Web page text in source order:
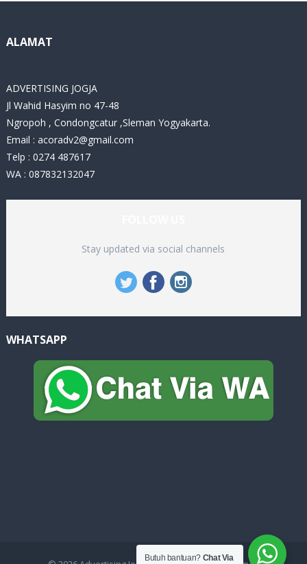
i
ALAMAT
ADVERTISING JOGJA
Jl Wahid Hasyim no 47-48
Ngropoh , Condongcatur ,Sleman Yogyakarta.
Email : acoradv2@gmail.com
Telp : 0274 487617
WA : 087832132047
Stay updated via social channels
WHATSAPP
Butuh bantuan? Chat Via